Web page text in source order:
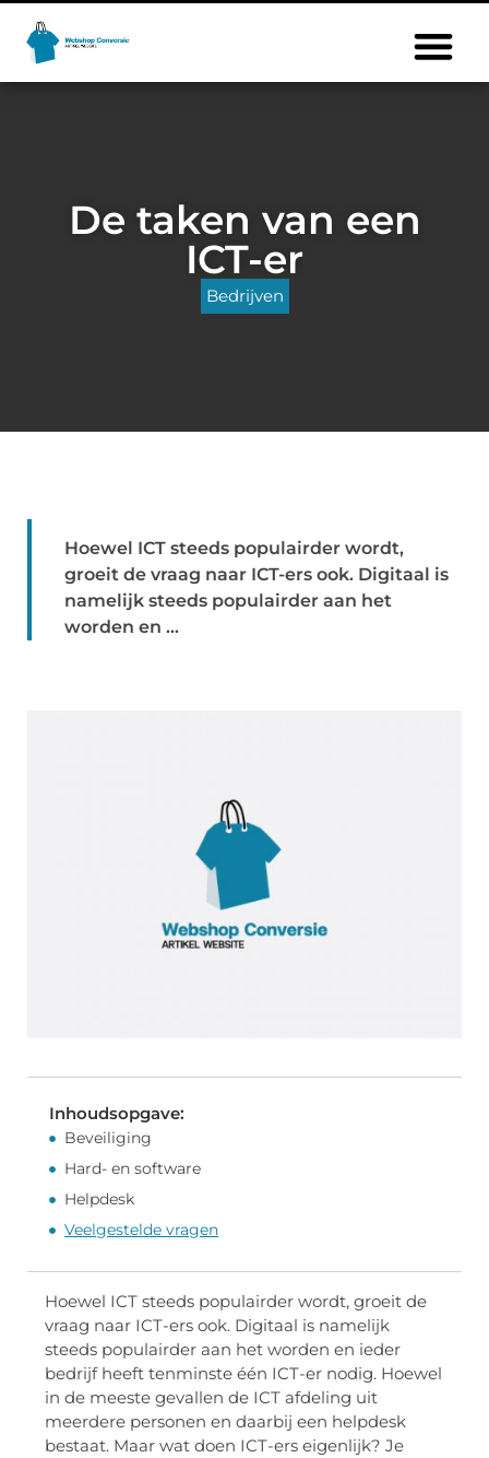
De taken van een
ICT-er
Bedrijven
Hoewel ICT steeds populairder wordt,
groeit de vraag naar ICT-ers ook. Digitaal is
namelijk steeds populairder aan het
worden en ...
Inhoudsopgave:
Beveiliging
Hard- en software
Helpdesk
Veelgestelde vragen
Hoewel ICT steeds populairder wordt, groeit de
vraag naar ICT-ers ook. Digitaal is namelijk
steeds populairder aan het worden en ieder
bedrijf heeft tenminste één ICT-er nodig. Hoewel
in de meeste gevallen de ICT afdeling uit
meerdere personen en daarbij een helpdesk
bestaat. Maar wat doen ICT-ers eigenlijk? Je